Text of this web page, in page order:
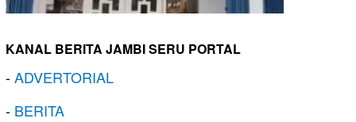
KANAL BERITA JAMBI SERU PORTAL
-ADVERTORIAL
- BERITA